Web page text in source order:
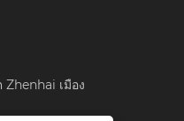
เมือง